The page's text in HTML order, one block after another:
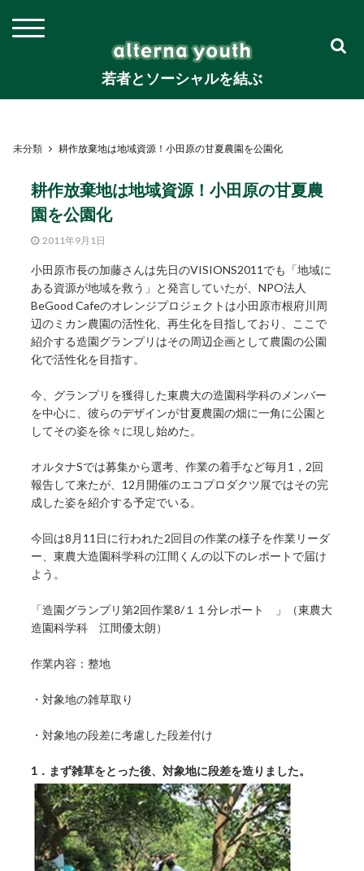
若者とソーシャルを結ぶ
未分類 耕作放棄地は地域資源！小田原の甘夏農園を公園化
耕作放棄地は地域資源！小田原の甘夏農
園を公園化
2011年9月1日
小田原市長の加藤さんは先日のVISIONS2011でも「地域に
ある資源が地域を救う」と発言していたが、NPO法人
BeGood Cafeのオレンジプロジェクトは小田原市根府川周
辺のミカン農園の活性化、再生化を目指しており、ここで
紹介する造園グランプリはその周辺企画として農園の公園
化で活性化を目指す。
今、グランプリを獲得した東農大の造園科学科のメンバー
を中心に、彼らのデザインが甘夏農園の畑に一角に公園と
してその姿を徐々に現し始めた。
オルタナSでは募集から選考、作業の着手など毎月1，2回
報告して来たが、12月開催のエコプロダクツ展ではその完
成した姿を紹介する予定でいる。
今回は8月11日に行われた2回目の作業の様子を作業リーダ
ー、東農大造園科学科の江間くんの以下のレポートで届け
よう。
「造園グランプリ第2回作業8/１１分レポート 」（東農大
造園科学科 江間優太朗）
作業内容：整地
・対象地の雑草取り
・対象地の段差に考慮した段差付け
1．まず雑草をとった後、対象地に段差を造りました。